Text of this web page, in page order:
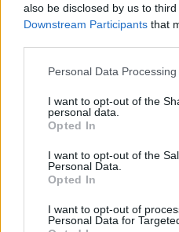
also be disclosed by us to
Downstream Participants that
Personal Data
I want to opt-out of the
personal data.
Opted In
I want to opt-out of the
Personal Data.
Opted In
I want to opt-out of
Personal Data for